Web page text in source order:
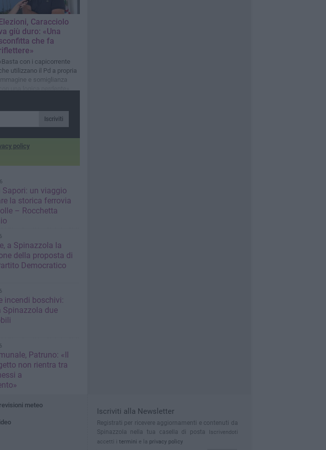
Elezioni, Caracciolo
giù duro: «Una
che fa
con i capicorrente
utilizzano il Pd a propria
e somiglianza
una logica perdente»
Iscriviti
policy
Sapori: un viaggio
la storica ferrovia
– Rocchetta
a Spinazzola la
della proposta di
Democratico
incendi boschivi:
Spinazzola due
Patruno: «Il
non rientra tra
a
meteo
Iscriviti alla Newsletter
Registrati per ricevere aggiornamenti e contenuti da
Spinazzola nella tua casella di posta
Iscrivendoti
accetti i termini e la privacy policy